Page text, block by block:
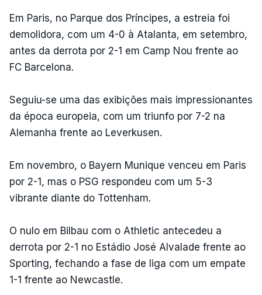
Em Paris, no Parque dos Príncipes, a estreia foi
demolidora, com um 4-0 à Atalanta, em setembro,
antes da derrota por 2-1 em Camp Nou frente ao
FC Barcelona.
Seguiu-se uma das exibições mais impressionantes
da época europeia, com um triunfo por 7-2 na
Alemanha frente ao Leverkusen.
Em novembro, o Bayern Munique venceu em Paris
por 2-1, mas o PSG respondeu com um 5-3
vibrante diante do Tottenham.
O nulo em Bilbau com o Athletic antecedeu a
derrota por 2-1 no Estádio José Alvalade frente ao
Sporting, fechando a fase de liga com um empate
1-1 frente ao Newcastle.